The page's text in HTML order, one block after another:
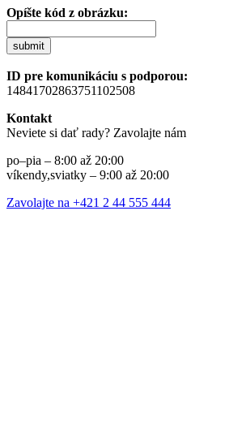
Opíšte kód z obrázku:
submit
ID pre komunikáciu s podporou:
14841702863751102508
Kontakt
Neviete si dať rady? Zavolajte nám
po–pia – 8:00 až 20:00
víkendy,sviatky – 9:00 až 20:00
Zavolajte na +421 2 44 555 444